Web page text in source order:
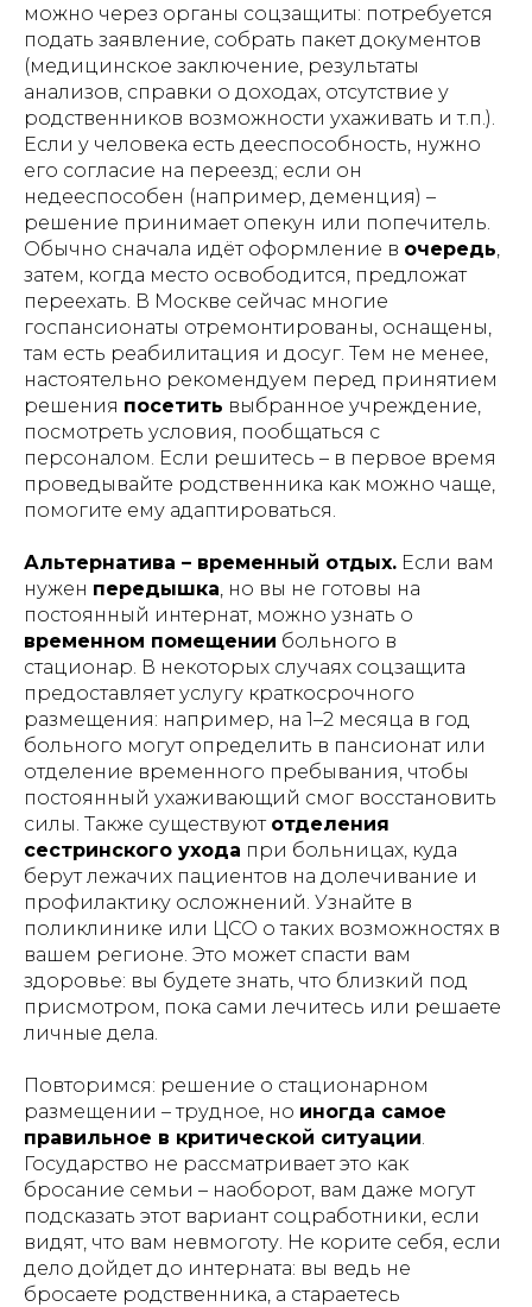
можно через органы соцзащиты: потребуется
подать заявление, собрать пакет документов
(медицинское заключение, результаты
анализов, справки о доходах, отсутствие у
родственников возможности ухаживать и т.п.)​.
Если у человека есть дееспособность, нужно
его согласие на переезд; если он
недееспособен (например, деменция) –
решение принимает опекун или попечитель.
Обычно сначала идёт оформление в очередь,
затем, когда место освободится, предложат
переехать. В Москве сейчас многие
госпансионаты отремонтированы, оснащены,
там есть реабилитация и досуг. Тем не менее,
настоятельно рекомендуем перед принятием
решения посетить выбранное учреждение,
посмотреть условия, пообщаться с
персоналом. Если решитесь – в первое время
проведывайте родственника как можно чаще,
помогите ему адаптироваться.
Альтернатива – временный отдых. Если вам
нужен передышка, но вы не готовы на
постоянный интернат, можно узнать о
временном помещении больного в
стационар. В некоторых случаях соцзащита
предоставляет услугу краткосрочного
размещения: например, на 1–2 месяца в год
больного могут определить в пансионат или
отделение временного пребывания, чтобы
постоянный ухаживающий смог восстановить
силы. Также существуют отделения
сестринского ухода при больницах, куда
берут лежачих пациентов на долечивание и
профилактику осложнений. Узнайте в
поликлинике или ЦСО о таких возможностях в
вашем регионе. Это может спасти вам
здоровье: вы будете знать, что близкий под
присмотром, пока сами лечитесь или решаете
личные дела.
Повторимся: решение о стационарном
размещении – трудное, но иногда самое
правильное в критической ситуации.
Государство не рассматривает это как
бросание семьи – наоборот, вам даже могут
подсказать этот вариант соцработники, если
видят, что вам невмоготу. Не корите себя, если
дело дойдет до интерната: вы ведь не
бросаете родственника, а стараетесь
Склад (самовывоза - нет):
г. Москва, ул. Складочная, 1с1 (метро
Савеловская)
Используя сайт: https://лежачим.рф и
услуги ИП Гришин А.М., вы выражаете
свое согласие сполитикой
конфиденциальностии публичной
офертой
© Любое использование либо
копирование материалов или подборки
материалов сайта, элементов дизайна и
оформления запрещено | 2026 |
Источник: https://лежачим.рф
# аренда # кроватей # для лежачих #
для больных # медицинских # прокат #
напрокат # москва # область #
функциональных # взять # мед #
больничных # инвалидных # Burmeier
# подъемный механизм #
ортопедических # инвалидов # инсульт
# тяжелобольных #lezhachim
#лежачим
АРЕНДОВАТЬ